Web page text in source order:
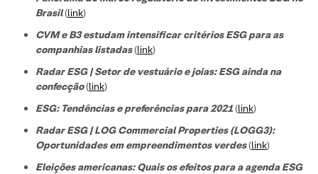
Brasil(link)
CVM e B3 estudam intensificar critérios ESG para as
companhias listadas(link)
Radar ESG | Setor de vestuário e joias: ESG ainda na
confecção(link)
ESG: Tendências e preferências para 2021(link)
Radar ESG | LOG Commercial Properties (LOGG3):
Oportunidades em empreendimentos verdes(link)
Eleições americanas: Quais os efeitos para a agenda ESG